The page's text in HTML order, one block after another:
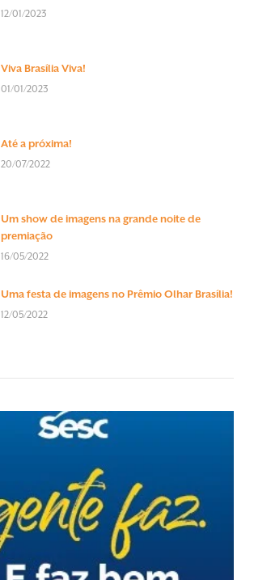
12/01/2023
Viva Brasília Viva!
01/01/2023
Até a próxima!
20/07/2022
Um show de imagens na grande noite de
premiação
16/05/2022
Uma festa de imagens no Prêmio Olhar Brasília!
12/05/2022